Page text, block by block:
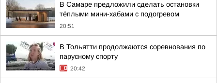
В Самаре предложили сделать остановки
тёплыми мини-хабами с подогревом
20:51
В Тольятти продолжаются соревнования по
парусному спорту
20:42